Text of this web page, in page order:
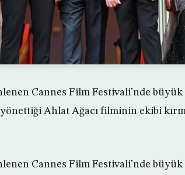
Cannes Film Festivali’nde
Ahlat Ağacı filminin ekibi
Cannes Film Festivali’nde